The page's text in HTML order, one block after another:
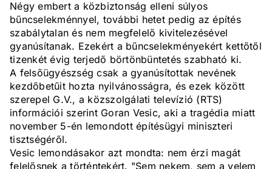
Négy embert a közbiztonság elleni súlyos
bűncselekménnyel, további hetet pedig az építés
szabálytalan és nem megfelelő kivitelezésével
gyanúsítanak. Ezekért a bűncselekményekért kettőtől
tizenkét évig terjedő börtönbüntetés szabható ki.
A felsőügyészség csak a gyanúsítottak nevének
kezdőbetűit hozta nyilvánosságra, és ezek között
szerepel G.V., a közszolgálati televízió (RTS)
információi szerint Goran Vesic, aki a tragédia miatt
november 5-én lemondott építésügyi miniszteri
tisztségéről.
Vesic lemondásakor azt mondta: nem érzi magát
felelősnek a történtekért. "Sem nekem, sem a velem